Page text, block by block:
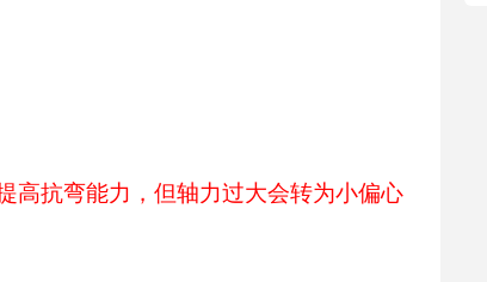
高抗弯能力，但轴力过大会转为小偏心